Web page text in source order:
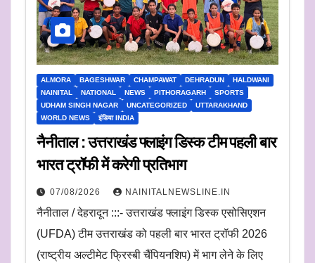
ALMORA BAGESHWAR CHAMPAWAT DEHRADUN
HALDWANI
NAINITAL
NATIONAL NEWS PITHORAGARH
SPORTS
UDHAM SINGH NAGAR
UNCATEGORIZED
UTTARAKHAND
WORLD NEWS
इंडिया INDIA
नैनीताल : उत्तराखंड फ्लाइंग डिस्क टीम पहली बार
भारत ट्रॉफी में करेगी प्रतिभाग
07/08/2026 NAINITALNEWSLINE.IN
नैनीताल / देहरादून :::- उत्तराखंड फ्लाइंग डिस्क एसोसिएशन
(UFDA) टीम उत्तराखंड को पहली बार भारत ट्रॉफी 2026
(राष्ट्रीय अल्टीमेट फ्रिस्बी चैंपियनशिप) में भाग लेने के लिए